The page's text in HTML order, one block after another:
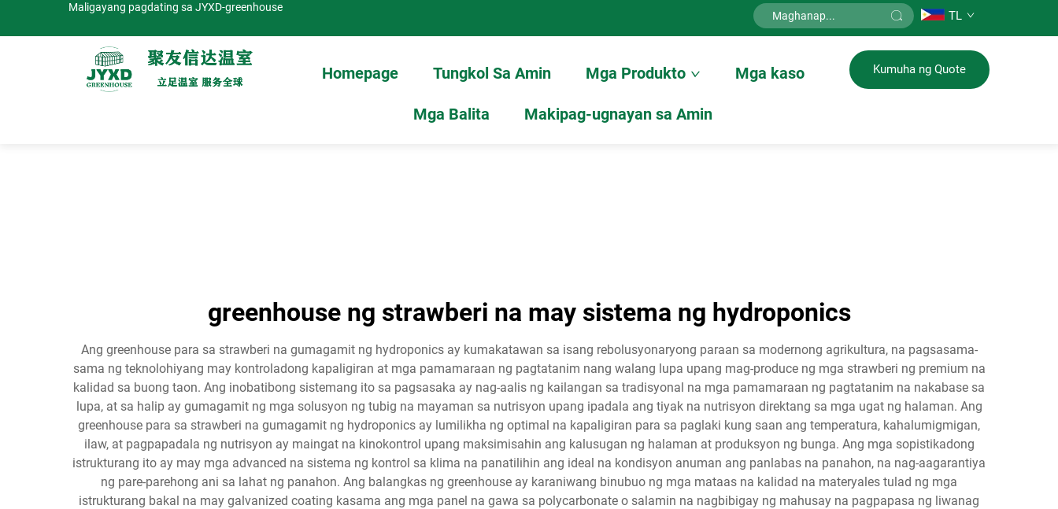
Maligayang pagdating sa JYXD-greenhouse
TL
Homepage Tungkol Sa Amin Mga Produkto Mga kaso
Mga Balita Makipag-ugnayan sa Amin
Kumuha ng Quote
greenhouse ng strawberi na may sistema ng hydroponics
Ang greenhouse para sa strawberi na gumagamit ng hydroponics ay kumakatawan sa isang rebolusyonaryong paraan sa modernong agrikultura, na pagsasama-
sama ng teknolohiyang may kontroladong kapaligiran at mga pamamaraan ng pagtatanim nang walang lupa upang mag-produce ng mga strawberi ng premium na
kalidad sa buong taon. Ang inobatibong sistemang ito sa pagsasaka ay nag-aalis ng kailangan sa tradisyonal na mga pamamaraan ng pagtatanim na nakabase sa
lupa, at sa halip ay gumagamit ng mga solusyon ng tubig na mayaman sa nutrisyon upang ipadala ang tiyak na nutrisyon direktang sa mga ugat ng halaman. Ang
greenhouse para sa strawberi na gumagamit ng hydroponics ay lumilikha ng optimal na kapaligiran para sa paglaki kung saan ang temperatura, kahalumigmigan,
ilaw, at pagpapadala ng nutrisyon ay maingat na kinokontrol upang maksimisahin ang kalusugan ng halaman at produksyon ng bunga. Ang mga sopistikadong
istrukturang ito ay may mga advanced na sistema ng kontrol sa klima na panatilihin ang ideal na kondisyon anuman ang panlabas na panahon, na nag-aagarantiya
ng pare-parehong ani sa lahat ng panahon. Ang balangkas ng greenhouse ay karaniwang binubuo ng mga mataas na kalidad na materyales tulad ng mga
istrukturang bakal na may galvanized coating kasama ang mga panel na gawa sa polycarbonate o salamin na nagbibigay ng mahusay na pagpapasa ng liwanag